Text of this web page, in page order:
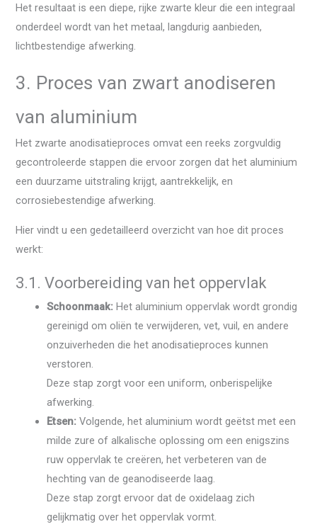
Het resultaat is een diepe, rijke zwarte kleur die een integraal
onderdeel wordt van het metaal, langdurig aanbieden,
lichtbestendige afwerking.
3. Proces van zwart anodiseren
van aluminium
Het zwarte anodisatieproces omvat een reeks zorgvuldig
gecontroleerde stappen die ervoor zorgen dat het aluminium
een ​​duurzame uitstraling krijgt, aantrekkelijk, en
corrosiebestendige afwerking.
Hier vindt u een gedetailleerd overzicht van hoe dit proces
werkt:
3.1. Voorbereiding van het oppervlak
Schoonmaak: Het aluminium oppervlak wordt grondig
gereinigd om oliën te verwijderen, vet, vuil, en andere
onzuiverheden die het anodisatieproces kunnen
verstoren.
Deze stap zorgt voor een uniform, onberispelijke
afwerking.
Etsen: Volgende, het aluminium wordt geëtst met een
milde zure of alkalische oplossing om een ​​enigszins
ruw oppervlak te creëren, het verbeteren van de
hechting van de geanodiseerde laag.
Deze stap zorgt ervoor dat de oxidelaag zich
gelijkmatig over het oppervlak vormt.